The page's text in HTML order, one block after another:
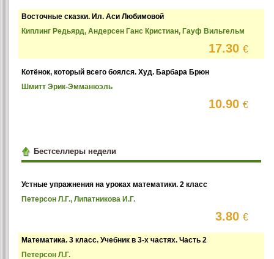
Восточные сказки. Ил. Аси Любимовой
Киплинг Редьярд, Андерсен Ганс Кристиан, Гауф Вильгельм
17.30€
Котёнок, который всего боялся. Худ. Барбара Брюн
Шмитт Эрик-Эмманюэль
10.90€
Бестселлеры недели
Устные упражнения на уроках математики. 2 класс
Петерсон Л.Г., Липатникова И.Г.
3.80€
Математика. 3 класс. Учебник в 3-х частях. Часть 2
Петерсон Л.Г.